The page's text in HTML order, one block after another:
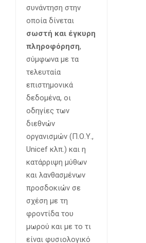
συνάντηση στην
οποία δίνεται
σωστή και έγκυρη
πληροφόρηση,
σύμφωνα με τα
τελευταία
επιστημονικά
δεδομένα, οι
οδηγίες των
διεθνών
οργανισμών (Π.Ο.Υ.,
Unicef κλπ.) και η
κατάρριψη μύθων
και λανθασμένων
προσδοκιών σε
σχέση με τη
φροντίδα του
μωρού και με το τι
είναι φυσιολογικό